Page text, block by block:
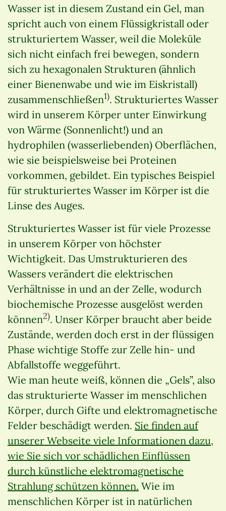
Wasser ist in diesem Zustand ein Gel, man
spricht auch von einem Flüssigkristall oder
strukturiertem Wasser, weil die Moleküle
sich nicht einfach frei bewegen, sondern
sich zu hexagonalen Strukturen (ähnlich
einer Bienenwabe und wie im Eiskristall)
zusammenschließen1). Strukturiertes Wasser
wird in unserem Körper unter Einwirkung
von Wärme (Sonnenlicht!) und an
hydrophilen (wasserliebenden) Oberflächen,
wie sie beispielsweise bei Proteinen
vorkommen, gebildet. Ein typisches Beispiel
für strukturiertes Wasser im Körper ist die
Linse des Auges.
Strukturiertes Wasser ist für viele Prozesse
in unserem Körper von höchster
Wichtigkeit. Das Umstrukturieren des
Wassers verändert die elektrischen
Verhältnisse in und an der Zelle, wodurch
biochemische Prozesse ausgelöst werden
können2). Unser Körper braucht aber beide
Zustände, werden doch erst in der flüssigen
Phase wichtige Stoffe zur Zelle hin- und
Abfallstoffe weggeführt.
Wie man heute weiß, können die „Gels”, also
das strukturierte Wasser im menschlichen
Körper, durch Gifte und elektromagnetische
Felder beschädigt werden. Sie finden auf
unserer Webseite viele Informationen dazu,
wie Sie sich vor schädlichen Einflüssen
durch künstliche elektromagnetische
Strahlung schützen können. Wie im
menschlichen Körper ist in natürlichen